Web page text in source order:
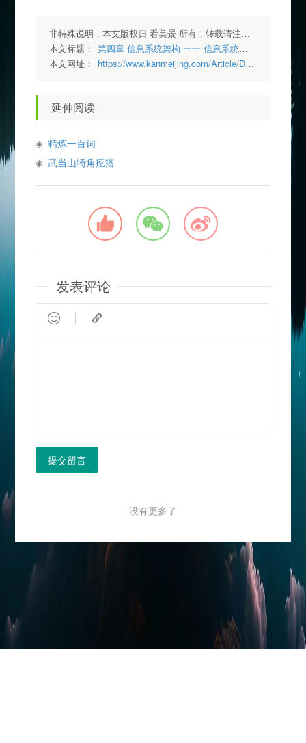
非特殊说明，本文版权归 看美景 所有，转载请注明出处.
本文标题：
第四章 信息系统架构 一一 信息系统架构模型
本文网址：
https://www.kanmeijing.com/Article/Detail/56
延伸阅读
精炼一百词
武当山犄角疙瘩
发表评论
 
提交留言
没有更多了